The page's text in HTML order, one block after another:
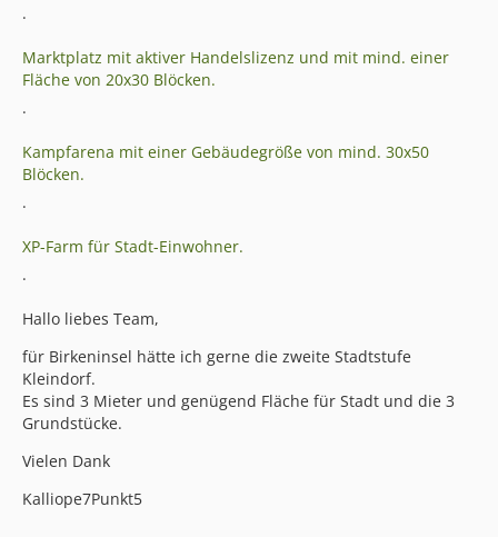
.
Marktplatz mit aktiver Handelslizenz und mit mind. einer
Fläche von 20x30 Blöcken.
.
Kampfarena mit einer Gebäudegröße von mind. 30x50
Blöcken.
.
XP-Farm für Stadt-Einwohner.
.
Hallo liebes Team,
für Birkeninsel hätte ich gerne die zweite Stadtstufe
Kleindorf.
Es sind 3 Mieter und genügend Fläche für Stadt und die 3
Grundstücke.
Vielen Dank
Kalliope7Punkt5